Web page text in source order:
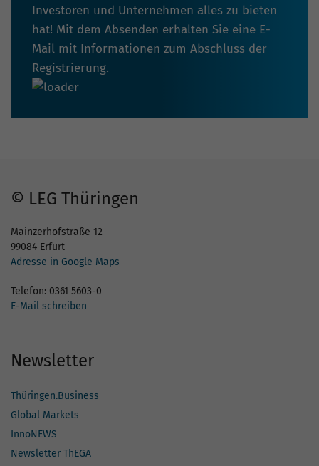
Investoren und Unternehmen alles zu bieten
hat! Mit dem Absenden erhalten Sie eine E-
Mail mit Informationen zum Abschluss der
Registrierung.
© LEG Thüringen
Mainzerhofstraße 12
99084 Erfurt
Adresse in Google Maps
Telefon: 0361 5603-0
E-Mail schreiben
Newsletter
Thüringen.Business
Global Markets
InnoNEWS
Newsletter ThEGA